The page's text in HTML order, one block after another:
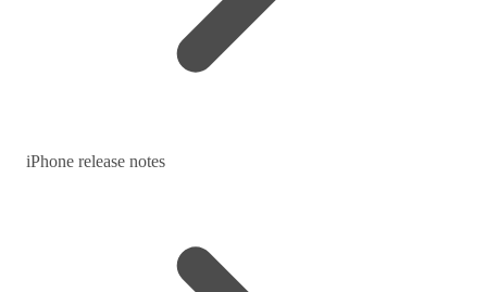
iPhone release notes